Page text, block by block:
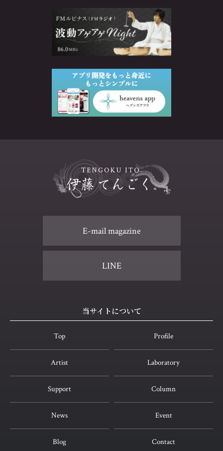
E-mail magazine
LINE
当サイトについて
Top Profile
Artist Laboratory
Support Column
News Event
Blog Contact